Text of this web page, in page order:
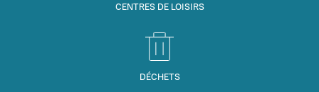
CENTRES DE LOISIRS
DÉCHETS